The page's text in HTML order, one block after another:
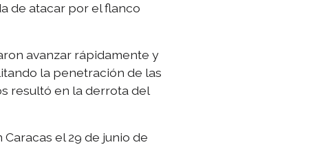
de atacar por el flanco
avanzar rápidamente y
la penetración de las
resultó en la derrota del
el 29 de junio de